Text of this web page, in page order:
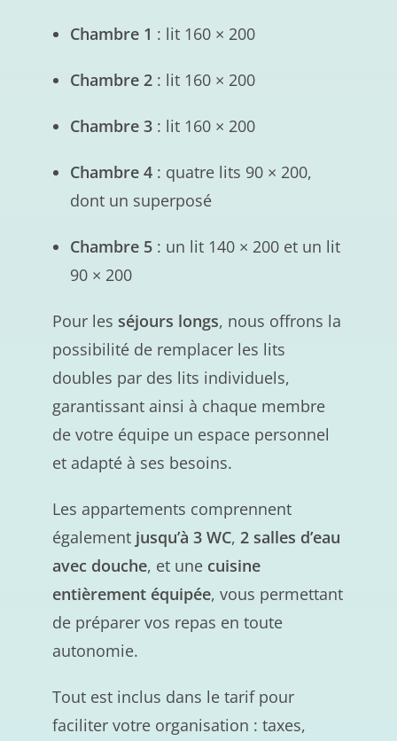
Chambre 1 : lit 160 × 200
Chambre 2 : lit 160 × 200
Chambre 3 : lit 160 × 200
Chambre 4 : quatre lits 90 × 200,
dont un superposé
Chambre 5 : un lit 140 × 200 et un lit
90 × 200
Pour lesséjours longs, nous offrons la
possibilité de remplacer les lits
doubles par des lits individuels,
garantissant ainsi à chaque membre
de votre équipe un espace personnel
et adapté à ses besoins.
Les appartements comprennent
également jusqu’à 3 WC,2 salles d’eau
avec douche, et une cuisine
entièrement équipée, vous permettant
de préparer vos repas en toute
autonomie.
Tout est inclus dans le tarif pour
faciliter votre organisation : taxes,